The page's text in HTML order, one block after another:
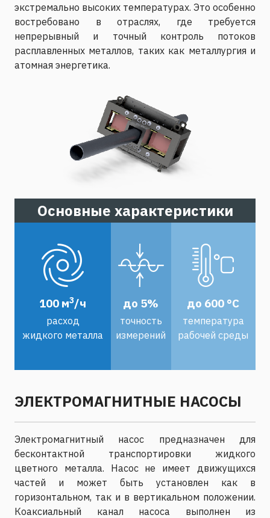
экстремально высоких температурах. Это особенно
востребовано в отраслях, где требуется
непрерывный и точный контроль потоков
расплавленных металлов, таких как металлургия и
атомная энергетика.
Основные характеристики
100 м3/ч до 5% до 600 °С
расход
жидкого металла
точность
измерений
температура
рабочей среды
ЭЛЕКТРОМАГНИТНЫЕ НАСОСЫ
Электромагнитный насос предназначен для
бесконтактной транспортировки жидкого
цветного металла. Насос не имеет движущихся
частей и может быть установлен как в
горизонтальном, так и в вертикальном положении.
Коаксиальный канал насоса выполнен из